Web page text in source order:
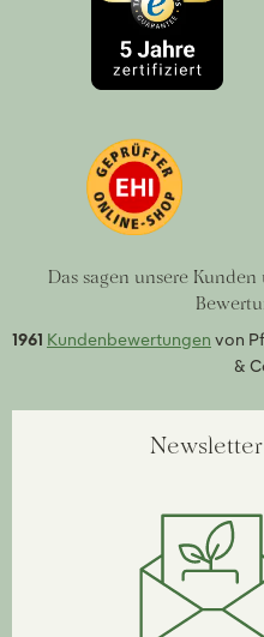
Das sagen unsere
1961 Kundenbewertungen von
&